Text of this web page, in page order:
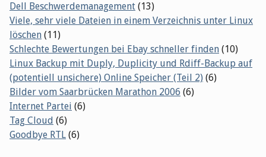
Dell Beschwerdemanagement (13)
Viele, sehr viele Dateien in einem Verzeichnis unter Linux
löschen (11)
Schlechte Bewertungen bei Ebay schneller finden (10)
Linux Backup mit Duply, Duplicity und Rdiff-Backup auf
(potentiell unsichere) Online Speicher (Teil 2) (6)
Bilder vom Saarbrücken Marathon 2006 (6)
Internet Partei (6)
Tag Cloud (6)
Goodbye RTL (6)